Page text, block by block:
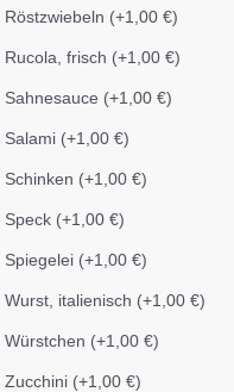
Röstzwiebeln (+1,00 €)
Rucola, frisch (+1,00 €)
Sahnesauce (+1,00 €)
Salami (+1,00 €)
Schinken (+1,00 €)
Speck (+1,00 €)
Spiegelei (+1,00 €)
Wurst, italienisch (+1,00 €)
Würstchen (+1,00 €)
Zucchini (+1,00 €)